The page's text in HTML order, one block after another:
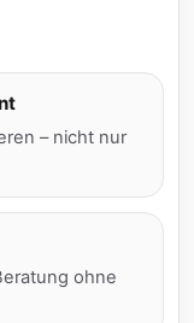
– nicht nur
ohne